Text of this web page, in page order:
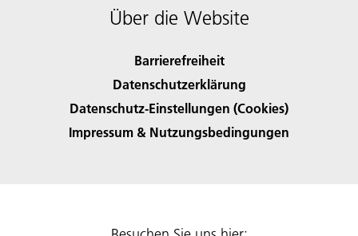
Über die Website
Barrierefreiheit
Datenschutzerklärung
Datenschutz-Einstellungen (Cookies)
Impressum & Nutzungsbedingungen